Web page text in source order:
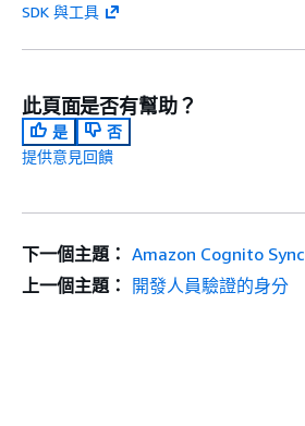
SDK 與工具
此頁面是否有幫助？
是
否
提供意見回饋
下一個主題： Amazon Cognito Sync
上一個主題： 開發人員驗證的身分